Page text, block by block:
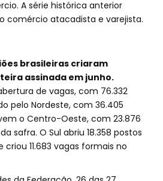
A série histórica anterior
comércio atacadista e varejista.
brasileiras criaram
assinada em junho.
de vagas, com 76.332
pelo Nordeste, com 36.405
o Centro-Oeste, com 23.876
safra. O Sul abriu 18.358 postos
11.683 vagas formais no